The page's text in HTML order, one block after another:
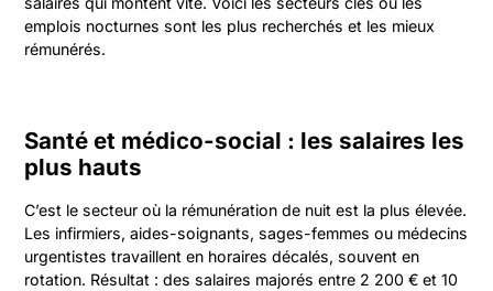
emplois nocturnes sont les plus recherchés et les mieux
rémunérés.
Santé et médico-social : les salaires les
plus hauts
C’est le secteur où la rémunération de nuit est la plus élevée.
Les infirmiers, aides-soignants, sages-femmes ou médecins
urgentistes travaillent en horaires décalés, souvent en
rotation. Résultat : des salaires majorés entre 2 200 € et 10